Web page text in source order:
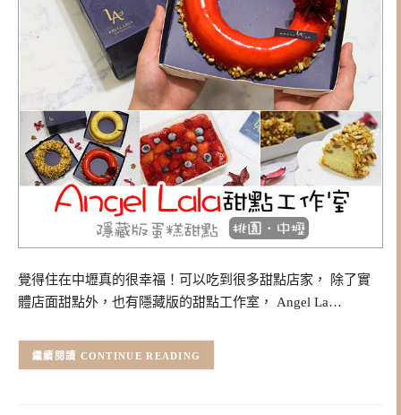
覺得住在中壢真的很幸福！可以吃到很多甜點店家， 除了實
體店面甜點外，也有隱藏版的甜點工作室， Angel La…
CONTINUE READING